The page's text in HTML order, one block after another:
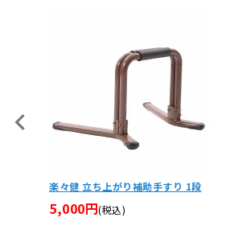
【非課税】コンパクト車椅子 MV-2
42,240円(税込)